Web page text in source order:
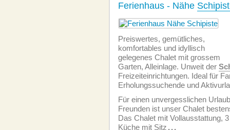
Ferienhaus - Nähe
Preiswertes, gemütliches,
komfortables und idyllisch
gelegenes Chalet mit grossem
Garten, Alleinlage. Unweit der
Freizeiteinrichtungen. Ideal für
Erholungssuchende und
Für einen unvergesslichen
Freunden ist unser Chalet
Das Chalet mit Vollausstattung,
Küche mit Sitz ...